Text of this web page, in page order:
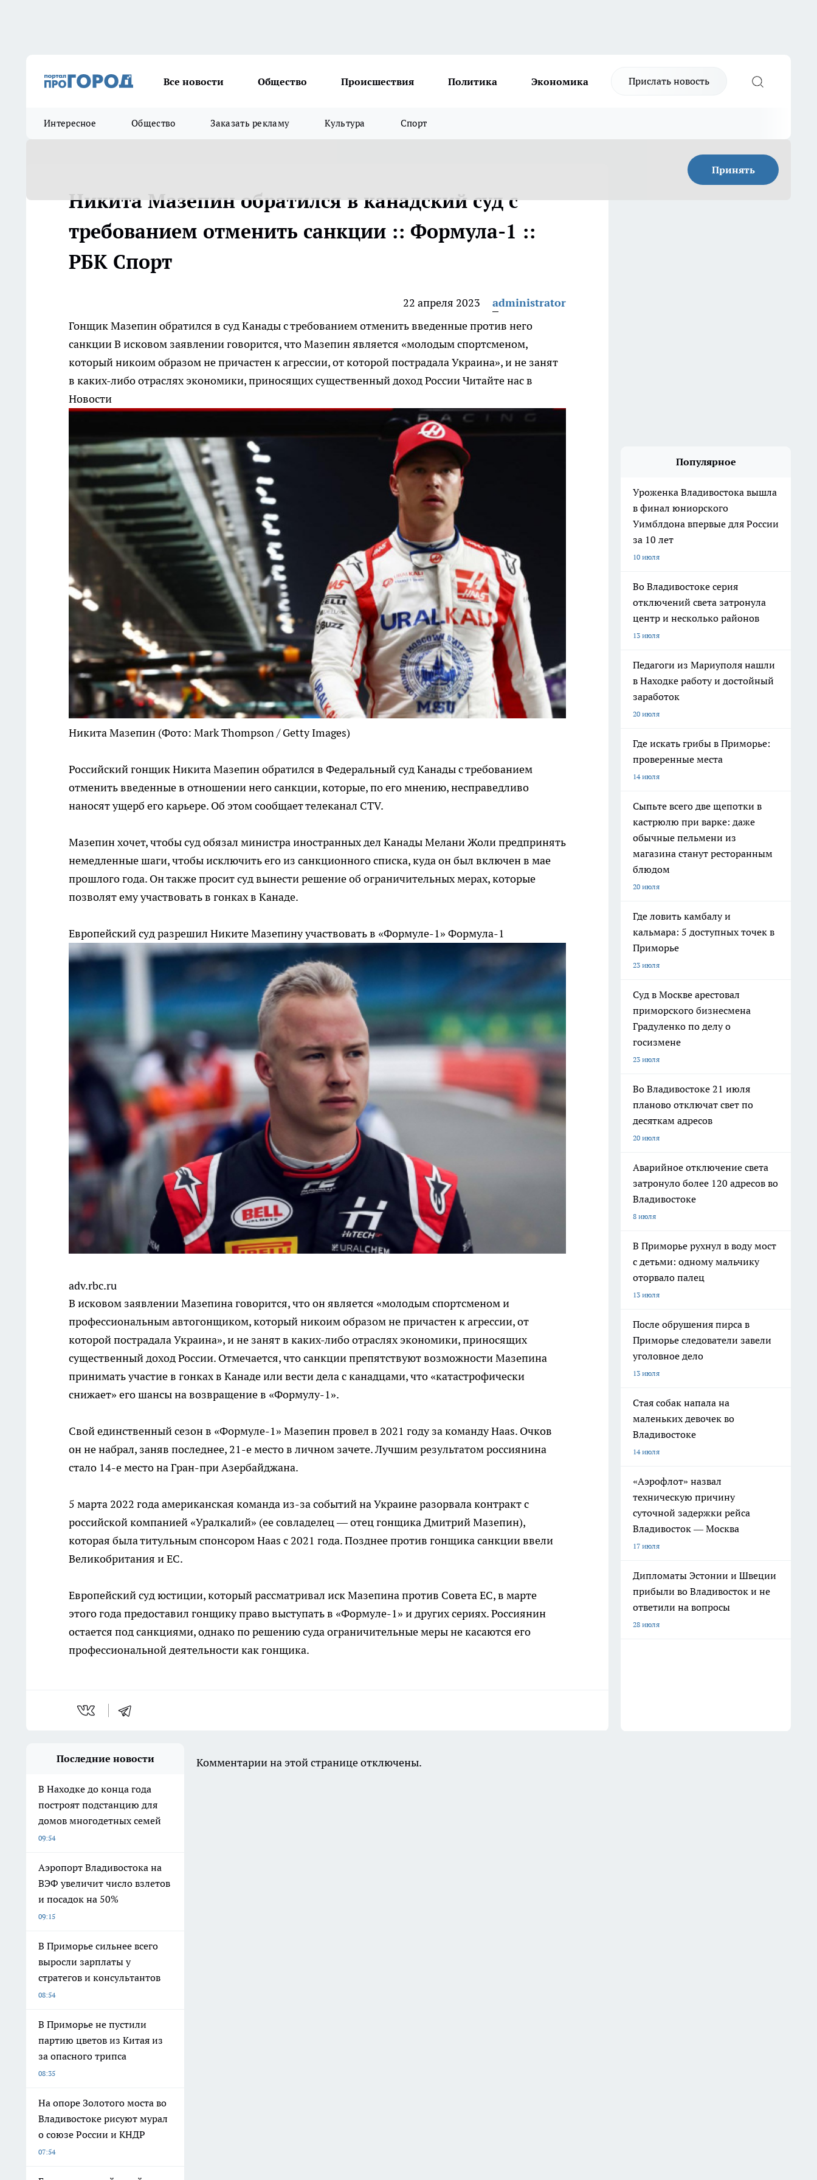
Все новости Общество Происшествия Политика Экономика Прислать новость
Интересное Общество Заказать рекламу Культура Спорт
Принять
Никита Мазепин обратился в канадский суд с
требованием отменить санкции :: Формула-1 ::
РБК Спорт
22 апреля 2023
administrator
Гонщик Мазепин обратился в суд Канады с требованием отменить введенные против него
санкцииВ исковом заявлении говорится, что Мазепин является «молодым спортсменом,
который никоим образом не причастен к агрессии, от которой пострадала Украина», и не занят
в каких-либо отраслях экономики, приносящих существенный доход РоссииЧитайте нас в
Новости
Никита Мазепин (Фото: Mark Thompson / Getty Images)
Российский гонщик Никита Мазепин обратился в Федеральный суд Канады с требованием
отменить введенные в отношении него санкции, которые, по его мнению, несправедливо
наносят ущерб его карьере. Об этом сообщает телеканал CTV.
Мазепин хочет, чтобы суд обязал министра иностранных дел Канады Мелани Жоли предпринять
немедленные шаги, чтобы исключить его из санкционного списка, куда он был включен в мае
прошлого года. Он также просит суд вынести решение об ограничительных мерах, которые
позволят ему участвовать в гонках в Канаде.
Европейский суд разрешил Никите Мазепину участвовать в «Формуле-1» Формула-1
adv.rbc.ru
В исковом заявлении Мазепина говорится, что он является «молодым спортсменом и
профессиональным автогонщиком, который никоим образом не причастен к агрессии, от
которой пострадала Украина», и не занят в каких-либо отраслях экономики, приносящих
существенный доход России. Отмечается, что санкции препятствуют возможности Мазепина
принимать участие в гонках в Канаде или вести дела с канадцами, что «катастрофически
снижает» его шансы на возвращение в «Формулу-1».
Свой единственный сезон в «Формуле-1» Мазепин провел в 2021 году за команду Haas. Очков
он не набрал, заняв последнее, 21-е место в личном зачете. Лучшим результатом россиянина
стало 14-е место на Гран-при Азербайджана.
5 марта 2022 года американская команда из-за событий на Украине разорвала контракт с
российской компанией «Уралкалий» (ее совладелец — отец гонщика Дмитрий Мазепин),
которая была титульным спонсором Нaas с 2021 года. Позднее против гонщика санкции ввели
Великобритания и ЕС.
Европейский суд юстиции, который рассматривал иск Мазепина против Совета ЕС, в марте
этого года предоставил гонщику право выступать в «Формуле-1» и других сериях. Россиянин
остается под санкциями, однако по решению суда ограничительные меры не касаются его
профессиональной деятельности как гонщика.
Популярное
Уроженка Владивостока вышла
в финал юниорского
Уимблдона впервые для России
за 10 лет
10 июля
Во Владивостоке серия
отключений света затронула
центр и несколько районов
13 июля
Педагоги из Мариуполя нашли
в Находке работу и достойный
заработок
20 июля
Где искать грибы в Приморье:
проверенные места
14 июля
Сыпьте всего две щепотки в
кастрюлю при варке: даже
обычные пельмени из
магазина станут ресторанным
блюдом
20 июля
Где ловить камбалу и
кальмара: 5 доступных точек в
Приморье
23 июля
Суд в Москве арестовал
приморского бизнесмена
Градуленко по делу о
госизмене
23 июля
Во Владивостоке 21 июля
планово отключат свет по
десяткам адресов
20 июля
Аварийное отключение света
затронуло более 120 адресов во
Владивостоке
8 июля
В Приморье рухнул в воду мост
с детьми: одному мальчику
оторвало палец
13 июля
После обрушения пирса в
Приморье следователи завели
уголовное дело
13 июля
Стая собак напала на
маленьких девочек во
Владивостоке
14 июля
«Аэрофлот» назвал
техническую причину
суточной задержки рейса
Владивосток — Москва
17 июля
Дипломаты Эстонии и Швеции
прибыли во Владивосток и не
ответили на вопросы
28 июля
Последние новости
В Находке до конца года
построят подстанцию для
домов многодетных семей
09:54
Аэропорт Владивостока на
ВЭФ увеличит число взлетов
и посадок на 50%
09:15
В Приморье сильнее всего
выросли зарплаты у
стратегов и консультантов
08:54
В Приморье не пустили
партию цветов из Китая из
за опасного трипса
08:35
На опоре Золотого моста во
Владивостоке рисуют мурал
о союзе России и КНДР
07:54
Комментарии на этой странице отключены.